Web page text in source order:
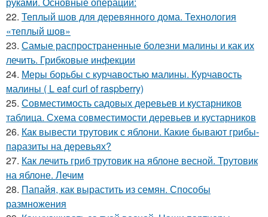
22. Теплый шов для деревянного дома. Технология
«теплый шов»
23. Самые распространенные болезни малины и как их
лечить. Грибковые инфекции
24. Меры борьбы с курчавостью малины. Курчавость
малины ( L eaf curl of raspberry)
25. Совместимость садовых деревьев и кустарников
таблица. Схема совместимости деревьев и кустарников
26. Как вывести трутовик с яблони. Какие бывают грибы-
паразиты на деревьях?
27. Как лечить гриб трутовик на яблоне весной. Трутовик
на яблоне. Лечим
28. Папайя, как вырастить из семян. Способы
размножения